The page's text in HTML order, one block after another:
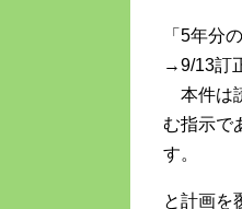
「5年分
→9/13訂
本件は
む指示で
す。
と計画を